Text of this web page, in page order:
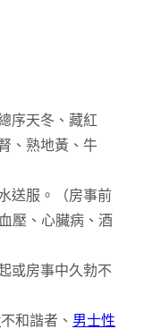
序天冬、藏紅
、熟地黃、牛
送服。（房事前
壓、心臟病、酒
或房事中久勃不
不和諧者、 男士性